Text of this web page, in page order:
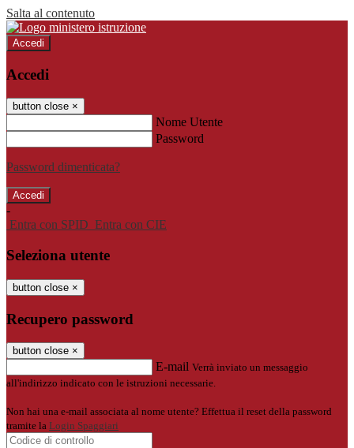
Salta al contenuto
Accedi
Accedi
button close ×
Nome Utente
Password
Password dimenticata?
-
Entra con SPID Entra con CIE
Seleziona utente
button close ×
Recupero password
button close ×
E-mail Verrà inviato un messaggio
all'indirizzo indicato con le istruzioni necessarie.
Non hai una e-mail associata al nome utente? Effettua il reset della password
tramite la Login Spaggiari